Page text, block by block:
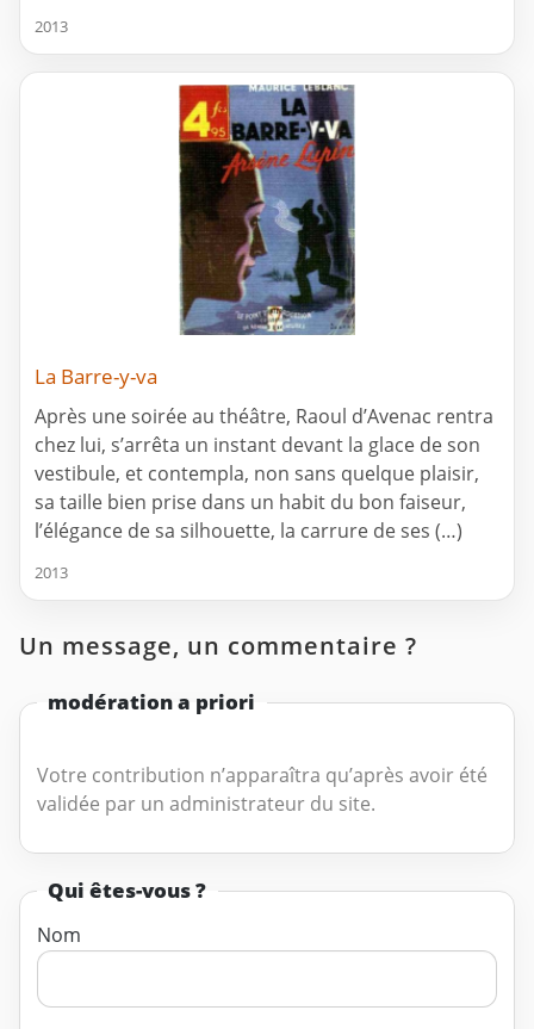
2013
La Barre-y-va
Après une soirée au théâtre, Raoul d’Avenac rentra
chez lui, s’arrêta un instant devant la glace de son
vestibule, et contempla, non sans quelque plaisir,
sa taille bien prise dans un habit du bon faiseur,
l’élégance de sa silhouette, la carrure de ses (…)
2013
Un message, un commentaire ?
modération a priori
Votre contribution n’apparaîtra qu’après avoir été
validée par un administrateur du site.
Qui êtes-vous ?
Nom